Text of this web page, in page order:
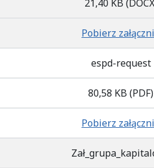
21,40 KB
Pobierz
espd-request
80,58 KB (PDF)
Pobierz